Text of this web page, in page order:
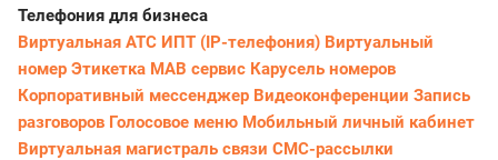
Телефония для бизнеса
Виртуальная АТС ИПТ (IP-телефония) Виртуальный
номер Этикетка МАВ сервис Карусель номеров
Корпоративный мессенджер Видеоконференции Запись
разговоров Голосовое меню Мобильный личный кабинет
Виртуальная магистраль связи СМС-рассылки